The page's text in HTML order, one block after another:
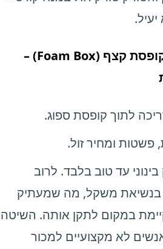
🥉 מקום שלישי: קופסת קצף (Foam Box) –
לתוך קופסת ספוג.
פשטות ומחיר זול.
בינוני עד טוב בלבד. לרוב
בנשיאת משקל, מה שמעתיק
במקום לתקן אותה. השיטה
לא מקצועיים למכור